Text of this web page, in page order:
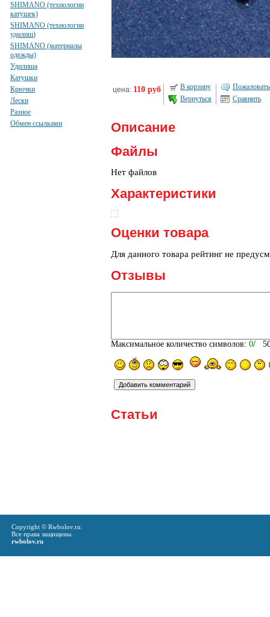
SHIMANO (технологии
катушек)
SHIMANO (технологии
удилищ)
SHIMANO (материалы
одежды)
Удилища
Катушки
Крючки
Лески
Разное
Обмен ссылками
цена: 110 руб
В корзину
Вернуться
Сравнить
Описание
Файлы
Нет файлов
Характеристики
Оценки товара
Для данного товара рейтинг не
Отзывы
Максимальное количество символов: 0/
Статьи
Copyright © Rwbolov.ru.
Все права защищены.
rwbolov.ru